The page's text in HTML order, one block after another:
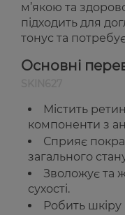
м’якою та
підходить для
тонус та
Основні
Містить
компоненти з
Сприяє
загального
Зволожує та
сухості.
Робить